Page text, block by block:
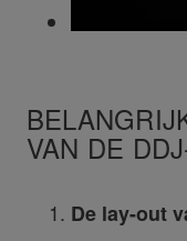
VAN DE
De lay-out